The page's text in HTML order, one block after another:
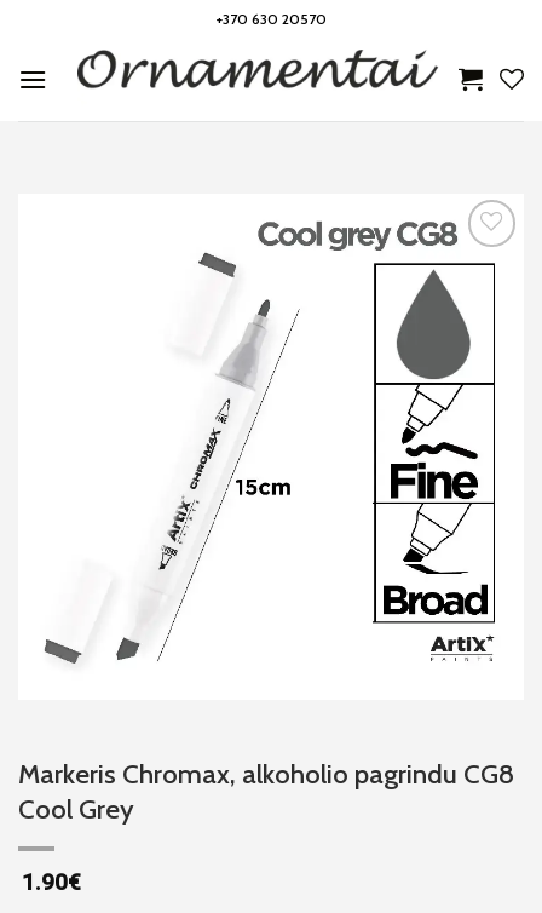
content
+370 630 20570
Markeris Chromax, alkoholio pagrindu CG8
Cool Grey
1.90€